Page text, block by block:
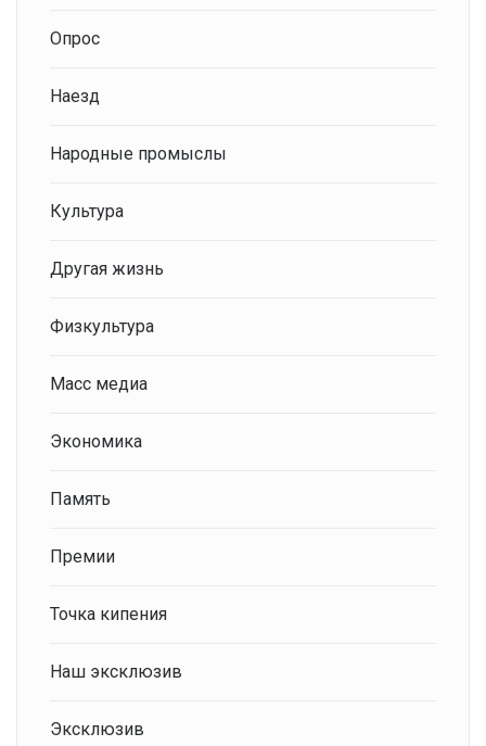
Опрос
Наезд
Народные промыслы
Культура
Другая жизнь
Физкультура
Масс медиа
Экономика
Память
Премии
Точка кипения
Наш эксклюзив
Эксклюзив